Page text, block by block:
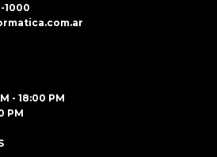
1000
- 18:00 PM
PM